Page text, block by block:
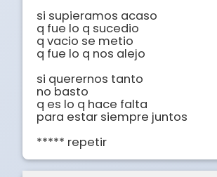
si supieramos acaso
q fue lo q sucedio
q vacio se metio
q fue lo q nos alejo
si querernos tanto
no basto
q es lo q hace falta
para estar siempre juntos
***** repetir